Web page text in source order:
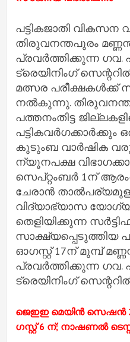
പട്ടികജാതി വികസന
തിരുവനന്തപുരം
പ്രവർത്തിക്കുന്ന
ട്രെയിനിംഗ്
മത്സര പരീക്ഷകൾക്ക്
നൽകുന്നു.
പത്തനംതിട്ട
കുടുംബ വാർഷിക
ന്യൂനപക്ഷ
സെപ്റ്റംബർ 1ന്
ചേരാൻ
വിദ്യാഭ്യാസ
തെളിയിക്കുന്ന
സാക്ഷ്യപ്പെടുത്തിയ
ഓഗസ്റ്റ് 17ന് മുമ്പ്
പ്രവർത്തിക്കുന്ന
ട്രെയിനിംഗ്
ജെഇഇ മെയിൻ സെഷൻ
ഗസ്റ്റ് 6 ന്; നാഷണൽ